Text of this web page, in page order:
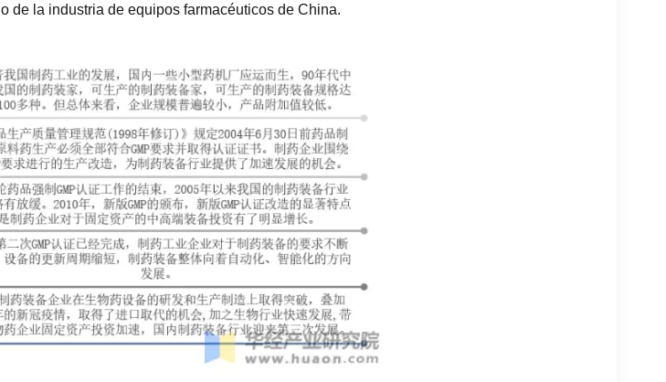
de la industria de equipos farmacéuticos de China.